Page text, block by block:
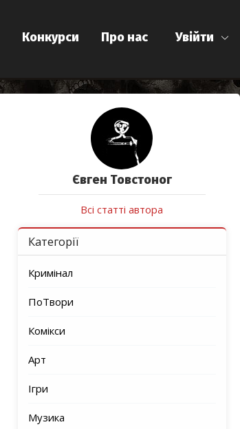
Увійти
Конкурси Про нас
Євген Товстоног
Всі статті автора
Категорії
Кримінал
ПоТвори
Комікси
Арт
Ігри
Музика